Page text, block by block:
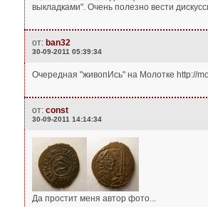
выкладками". Очень полезно вести
от: ban32
30-09-2011 05:39:34
Очередная "живопИсь" на Молотке http://
от: const
30-09-2011 14:14:34
Да простит меня автор фото...